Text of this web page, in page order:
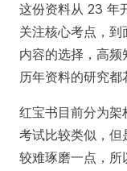
这份资料从 23 年
关注核心考点，
内容的选择，高频
历年资料的研究都
红宝书目前分为架
考试比较类似，但
较难琢磨一点，所